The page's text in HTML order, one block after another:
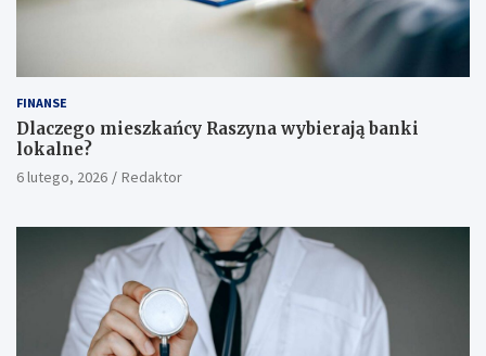
FINANSE
Dlaczego mieszkańcy Raszyna wybierają banki
lokalne?
6 lutego, 2026 Redaktor